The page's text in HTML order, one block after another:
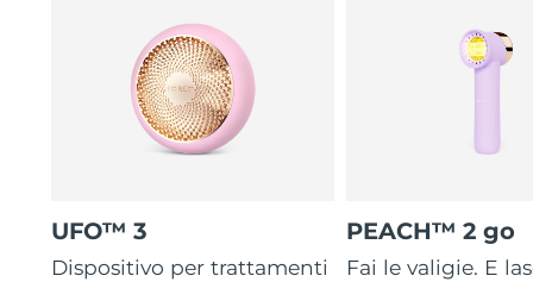
UFO™ 3
Dispositivo per trattamenti
PEACH™ 2 go
Fai le valigie. E